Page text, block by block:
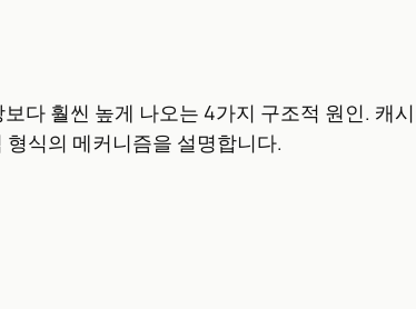
다 훨씬 높게 나오는 4가지 구조적 원인. 캐
형식의 메커니즘을 설명합니다.